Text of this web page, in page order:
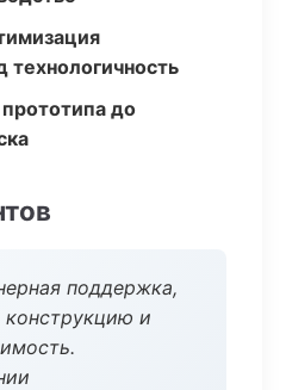
технологичность
до
поддержка,
и